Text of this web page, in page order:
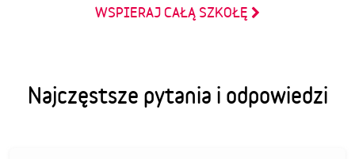
WSPIERAJ CAŁĄ SZKOŁĘ
Najczęstsze pytania i odpowiedzi